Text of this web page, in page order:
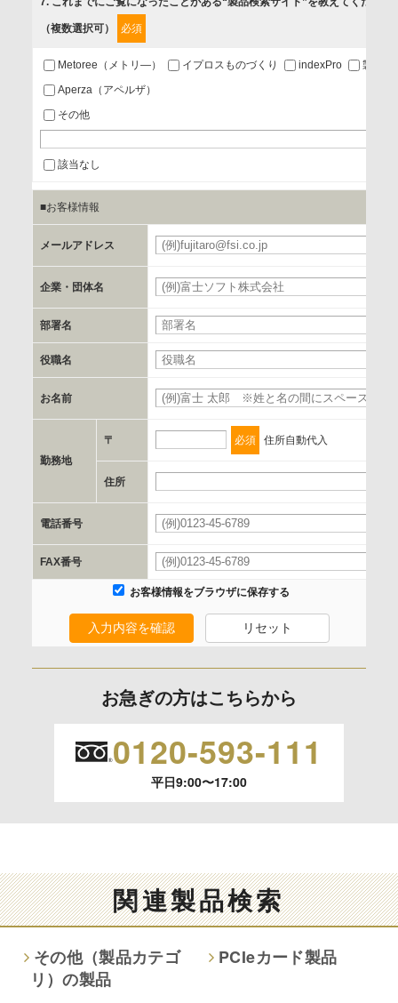
第三者提供の有無
あり
a.個人情報の提供・利用目的
当該企業/団体のサービス等のご案内及び当該企業/団体からの
情報を提供するため
b.第三者に提供される個人データの項目
郵便番号、住所、電話番号、FAX番号、メールアドレス
c.第三者への提供の手段または手法
書類の送付又は電子的な方法
d.提供先および管理者
当社とイベント/セミナーを共同で開催する企業/団体
e.個人情報取り扱いに関する契約
当社と当該企業/団体とは、個人情報取扱に関する覚書の締結
を行います。
委託の有無
なし
保有個人データの開示等および問合わせ窓口について
の停止、消去および 第三者への提供の停止（「開示等」とい
開示等のご請求は、下記お問い合わせ先窓口へご連絡願いま
情報提供は任意ですが、情報を提供しなかった場合、情報の
項目によってはお問い合わせ等に
ご回答できない場合がございます。
本人が容易に認識できない方法による取得
（複数選択可） 必須
Metoree（メトリ—） イプロスものづくり indexPro
製品ナ
Aperza（アペルザ）
その他
該当なし
■お客様情報
メールアドレス
企業・団体名
部署名
役職名
お名前
勤務地
〒 必須 住所自動代入
住所
電話番号
FAX番号
お客様情報をブラウザに保存する
入力内容を確認 リセット
お急ぎの方はこちらから
0120-593-111
平日9:00〜17:00
関連製品検索
その他（製品カテゴ
リ）の製品
PCIeカード製品